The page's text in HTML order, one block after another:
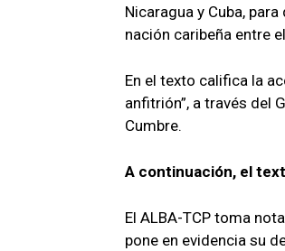
Nicaragua y Cuba,
nación caribeña entre
En el texto califica la
anfitrión”, a través del
Cumbre.
A continuación, el
El ALBA-TCP toma
pone en evidencia su